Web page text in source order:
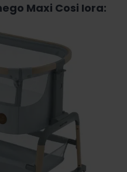
Maxi Cosi Iora: